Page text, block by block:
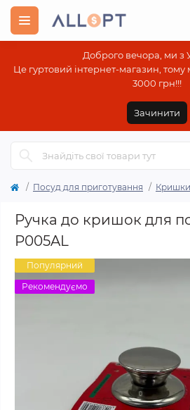
Доброго вечора, ми з
Це гуртовий інтернет-магазин,
3000 грн!!!
Зачинити
Посуд для приготування
Ручка до кришок для
Р005AL
Популярний
Рекомендуємо